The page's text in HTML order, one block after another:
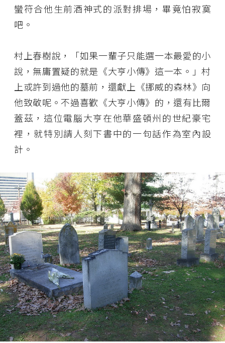
蠻符合他生前酒神式的派對排場，畢竟怕寂寞
吧。
村上春樹說，「如果一輩子只能選一本最愛的小
說，無庸置疑的就是《大亨小傳》這一本。」村
上或許到過他的墓前，還獻上《挪威的森林》向
他致敬呢。不過喜歡《大亨小傳》的，還有比爾
蓋茲，這位電腦大亨在他華盛頓州的世紀豪宅
裡，就特別請人刻下書中的一句話作為室內設
計。